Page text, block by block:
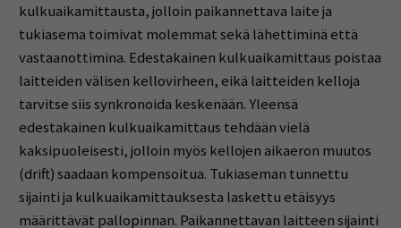
kulkuaika­mittausta, jolloin paikannettava laite ja
tukiasema toimivat molemmat sekä lähettiminä että
vastaanottimina. Edestakainen kulkuaikamittaus poistaa
laitteiden välisen kellovirheen, eikä laitteiden kelloja
tarvitse siis synkronoida keskenään. Yleensä
edestakainen kulkuaikamittaus tehdään vielä
kaksipuoleisesti, jolloin myös kellojen aikaeron muutos
(drift) saadaan kompensoitua. Tukiaseman tunnettu
sijainti ja kulkuaikamittauksesta laskettu etäisyys
määrittävät pallopinnan. Paikannettavan laitteen sijainti